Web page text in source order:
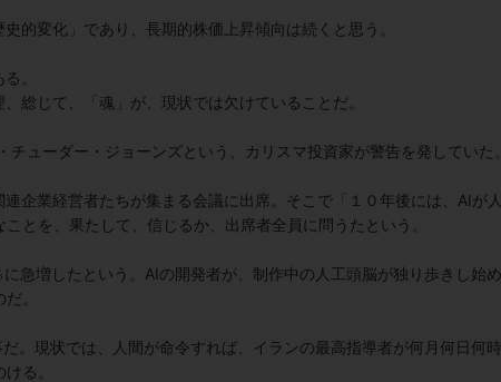
的変化」であり、長期的株価上昇傾向は続くと思う。
。
総じて、「魂」が、現状では欠けていることだ。
ューダー・ジョーンズという、カリスマ投資家が警告を発していた。
企業経営者たちが集まる会議に出席。そこで「１０年後には、AIが
とを、果たして、信じるか、出席者全員に問うたという。
急増したという。AIの開発者が、制作中の人工頭脳が独り歩きし始
。
。現状では、人間が命令すれば、イランの最高指導者が何月何日何時
る。